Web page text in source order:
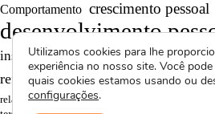
Comportamento crescimento pessoal
desenvolvimento
inspiração Motivação produtividade
reflexão Reflexões Reflexões
relacionamentos resiliência
Utilizamos cookies para lhe
experiência no nosso site. Você
quais cookies estamos usando ou
configurações.